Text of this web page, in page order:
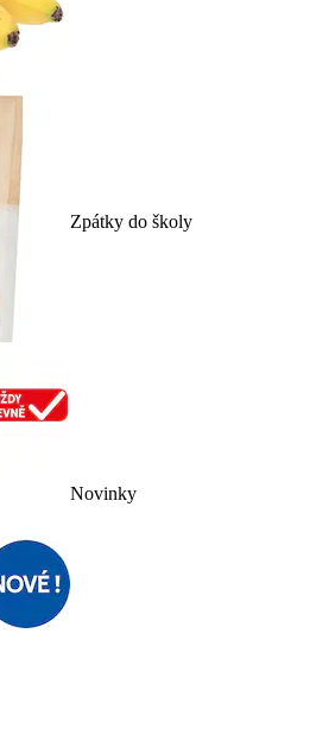
Zpátky do školy
Novinky